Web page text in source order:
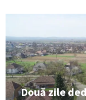
Două zile